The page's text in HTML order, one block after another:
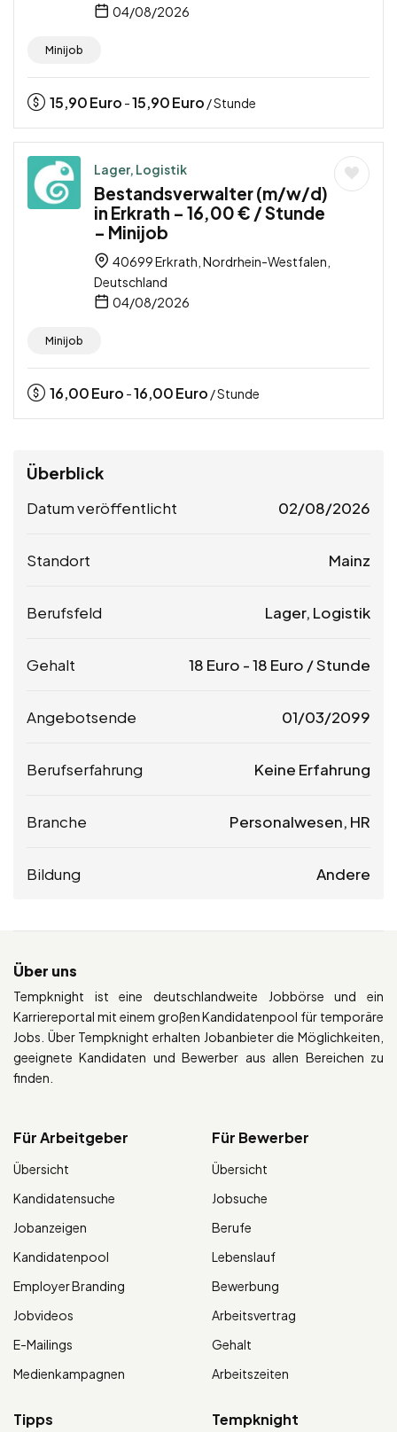
04/08/2026
Minijob
15,90Euro -15,90Euro / Stunde
Lager, Logistik
Bestandsverwalter (m/w/d)
in Erkrath – 16,00 € / Stunde
– Minijob
40699 Erkrath, Nordrhein-Westfalen,
Deutschland
04/08/2026
Minijob
16,00Euro -16,00Euro / Stunde
Überblick
Datum veröffentlicht 02/08/2026
Standort Mainz
Berufsfeld Lager, Logistik
Gehalt 18 Euro -18 Euro / Stunde
Angebotsende 01/03/2099
Berufserfahrung Keine Erfahrung
Branche Personalwesen, HR
Bildung Andere
Über uns
Tempknight ist eine deutschlandweite Jobbörse und ein
Karriereportal mit einem großen Kandidatenpool für temporäre
Jobs. Über Tempknight erhalten Jobanbieter die Möglichkeiten,
geeignete Kandidaten und Bewerber aus allen Bereichen zu
finden.
Für Arbeitgeber
Übersicht
Kandidatensuche
Jobanzeigen
Kandidatenpool
Employer Branding
Jobvideos
E-Mailings
Medienkampagnen
Für Bewerber
Übersicht
Jobsuche
Berufe
Lebenslauf
Bewerbung
Arbeitsvertrag
Gehalt
Arbeitszeiten
Tipps Tempknight